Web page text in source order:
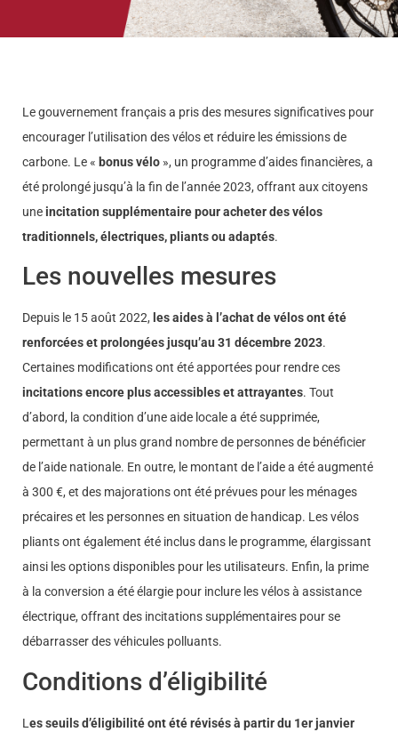
Le gouvernement français a pris des mesures significatives pour
encourager l’utilisation des vélos et réduire les émissions de
carbone. Le « bonus vélo », un programme d’aides financières, a
été prolongé jusqu’à la fin de l’année 2023, offrant aux citoyens
uneincitation supplémentaire pour acheter des vélos
traditionnels, électriques, pliants ou adaptés.
Les nouvelles mesures
Depuis le 15 août 2022, les aides à l’achat de vélos ont été
renforcées et prolongées jusqu’au 31 décembre 2023.
Certaines modifications ont été apportées pour rendre ces
incitations encore plus accessibles et attrayantes. Tout
d’abord, la condition d’une aide locale a été supprimée,
permettant à un plus grand nombre de personnes de bénéficier
de l’aide nationale. En outre, le montant de l’aide a été augmenté
à 300 €, et des majorations ont été prévues pour les ménages
précaires et les personnes en situation de handicap. Les vélos
pliants ont également été inclus dans le programme, élargissant
ainsi les options disponibles pour les utilisateurs. Enfin, la prime
à la conversion a été élargie pour inclure les vélos à assistance
électrique, offrant des incitations supplémentaires pour se
débarrasser des véhicules polluants.
Conditions d’éligibilité
L es seuils d’éligibilité ont été révisés à partir du 1er janvier